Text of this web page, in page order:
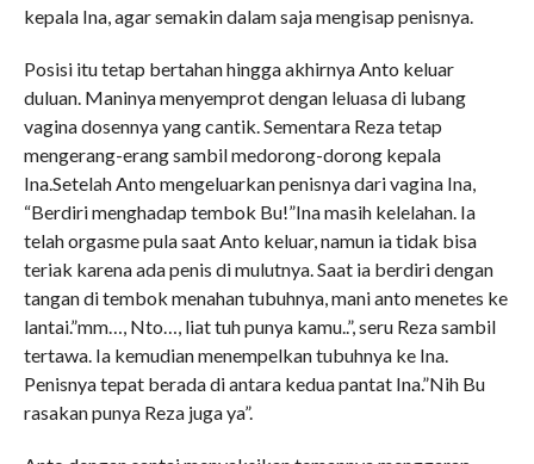
kepala Ina, agar semakin dalam saja mengisap penisnya.
Posisi itu tetap bertahan hingga akhirnya Anto keluar
duluan. Maninya menyemprot dengan leluasa di lubang
vagina dosennya yang cantik. Sementara Reza tetap
mengerang-erang sambil medorong-dorong kepala
Ina.Setelah Anto mengeluarkan penisnya dari vagina Ina,
“Berdiri menghadap tembok Bu!”Ina masih kelelahan. Ia
telah orgasme pula saat Anto keluar, namun ia tidak bisa
teriak karena ada penis di mulutnya. Saat ia berdiri dengan
tangan di tembok menahan tubuhnya, mani anto menetes ke
lantai.”mm…, Nto…, liat tuh punya kamu..”, seru Reza sambil
tertawa. Ia kemudian menempelkan tubuhnya ke Ina.
Penisnya tepat berada di antara kedua pantat Ina.”Nih Bu
rasakan punya Reza juga ya”.